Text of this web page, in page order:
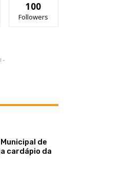
100
Followers
-
de
cardápio da